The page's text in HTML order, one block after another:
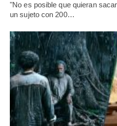
"No es posible que quieran
un sujeto con 200…